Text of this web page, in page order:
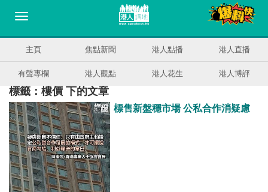
主頁 焦點新聞 港人點播 港人直播
有聲專欄 港人觀點 港人花生 港人博評
標籤：樓價 下的文章
標售新盤穩市場 公私合作消疑慮